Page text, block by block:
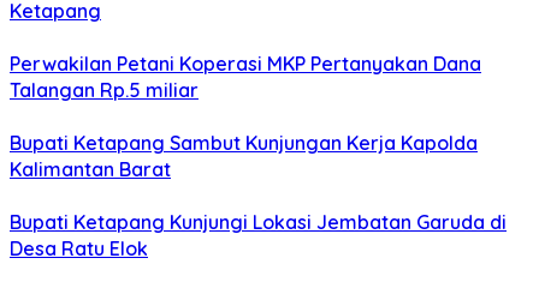
Ketapang
Perwakilan Petani Koperasi MKP Pertanyakan Dana
Talangan Rp.5 miliar
Bupati Ketapang Sambut Kunjungan Kerja Kapolda
Kalimantan Barat
Bupati Ketapang Kunjungi Lokasi Jembatan Garuda di
Desa Ratu Elok